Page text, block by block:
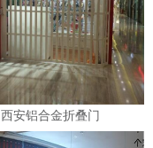
西安铝合金折叠门